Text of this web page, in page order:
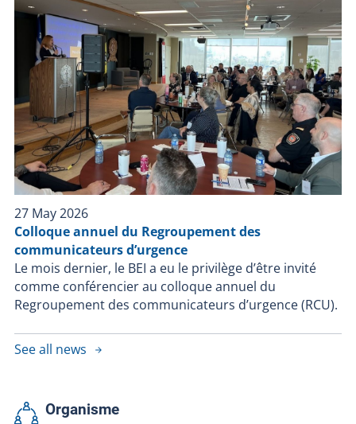
27 May 2026
Colloque annuel du Regroupement des
communicateurs d’urgence
Le mois dernier, le BEI a eu le privilège d’être invité
comme conférencier au colloque annuel du
Regroupement des communicateurs d’urgence (RCU).
See all news
Organisme